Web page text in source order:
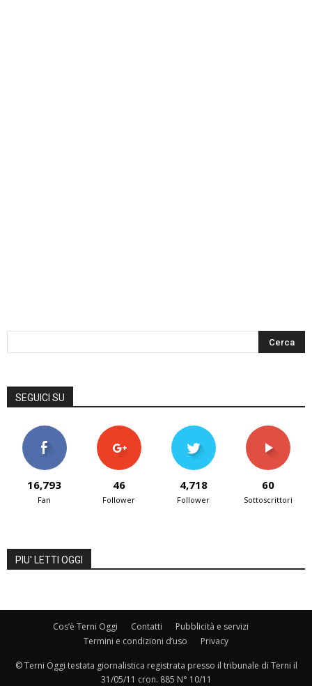
SEGUICI SU
16,793
Fan
46
Follower
4,718
Follower
60
Sottoscrittori
PIU' LETTI OGGI
Cos’è Terni Oggi Contatti
Pubblicità e servizi
Termini e condizioni d’uso
Privacy
© Terni Oggi testata giornalistica registrata presso il tribunale di Terni il
31/05/11 cron. 885 N° 10/11